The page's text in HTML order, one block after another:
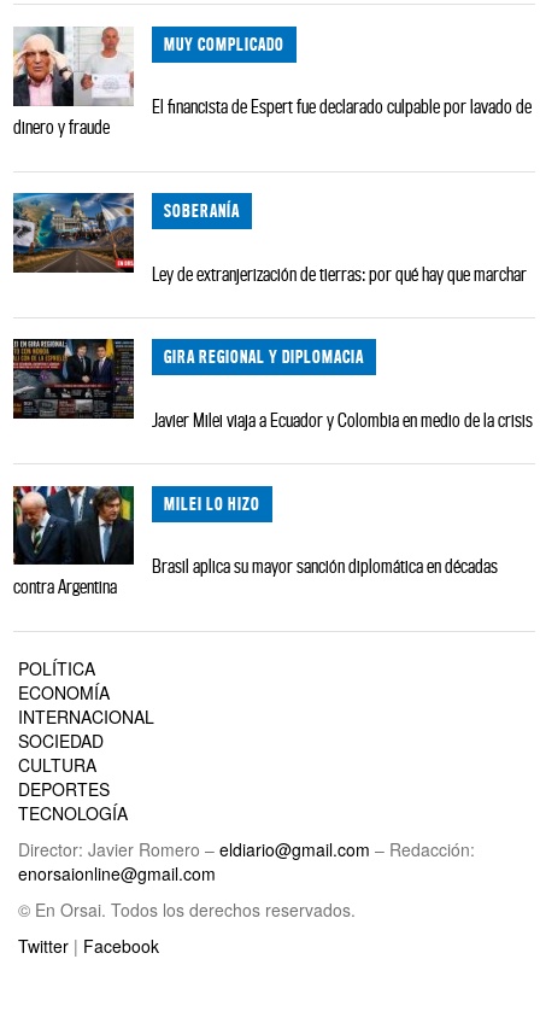
MUY COMPLICADO
El financista de Espert fue declarado culpable por lavado de
dinero y fraude
SOBERANÍA
Ley de extranjerización de tierras: por qué hay que marchar
GIRA REGIONAL Y DIPLOMACIA
Javier Milei viaja a Ecuador y Colombia en medio de la crisis
MILEI LO HIZO
Brasil aplica su mayor sanción diplomática en décadas
contra Argentina
POLÍTICA
ECONOMÍA
INTERNACIONAL
SOCIEDAD
CULTURA
DEPORTES
TECNOLOGÍA
Director: Javier Romero – eldiario@gmail.com – Redacción:
enorsaionline@gmail.com
© En Orsai. Todos los derechos reservados.
Twitter | Facebook